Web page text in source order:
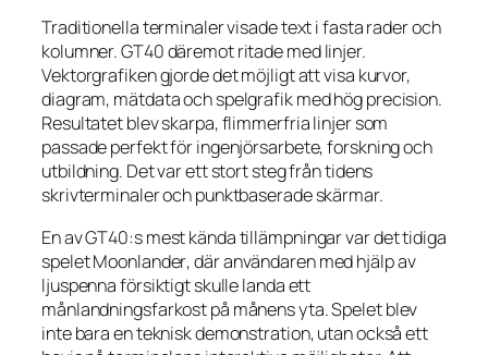
Traditionella terminaler visade text i fasta rader och
kolumner. GT40 däremot ritade med linjer.
Vektorgrafiken gjorde det möjligt att visa kurvor,
diagram, mätdata och spelgrafik med hög precision.
Resultatet blev skarpa, flimmerfria linjer som
passade perfekt för ingenjörsarbete, forskning och
utbildning. Det var ett stort steg från tidens
skrivterminaler och punktbaserade skärmar.
En av GT40:s mest kända tillämpningar var det tidiga
speletMoonlander, där användaren med hjälp av
ljuspenna försiktigt skulle landa ett
månlandningsfarkost på månens yta. Spelet blev
inte bara en teknisk demonstration, utan också ett